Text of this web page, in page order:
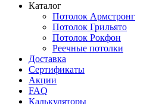
Каталог
Потолок Армстронг
Потолок Грильято
Потолок Рокфон
Реечные потолки
Доставка
Сертификаты
Акции
FAQ
Калькуляторы